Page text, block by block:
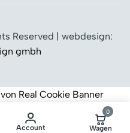
Reserved | webdesign:
gmbh
Account
0
Wagen
Real Cookie Banner